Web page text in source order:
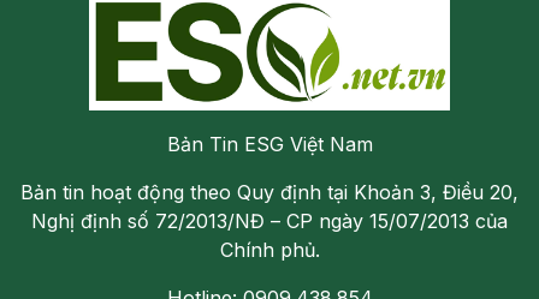
Bản Tin ESG Việt Nam
Bản tin hoạt động theo Quy định tại Khoản 3, Điều 20,
Nghị định số 72/2013/NĐ – CP ngày 15/07/2013 của
Chính phủ.